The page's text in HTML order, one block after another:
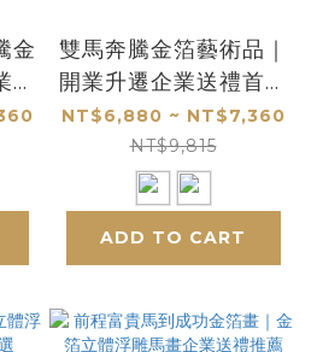
金
雙馬奔騰金箔藝術品｜
開業升遷企業送禮首選
｜高雅立體浮雕馬到成
功
NT$6,880 ~ NT$7,360
NT$9,815
ADD TO CART